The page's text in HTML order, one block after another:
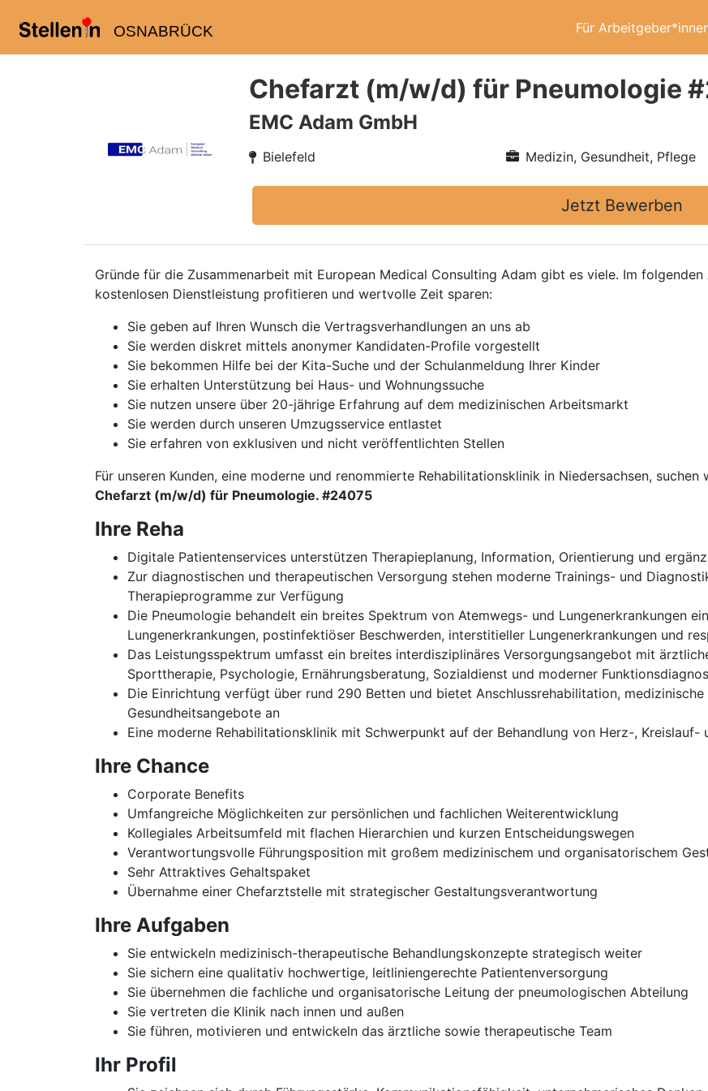
OSNABRÜCK Für
Chefarzt (m/w/d) für Pneumologie
EMC Adam GmbH
Bielefeld Medizin, Gesundheit, Pflege
Jetzt Bewerben
Gründe für die Zusammenarbeit mit European Medical Consulting Adam gibt es viele. Im
kostenlosen Dienstleistung profitieren und wertvolle Zeit sparen:
Sie geben auf Ihren Wunsch die Vertragsverhandlungen an uns ab
Sie werden diskret mittels anonymer Kandidaten-Profile vorgestellt
Sie bekommen Hilfe bei der Kita-Suche und der Schulanmeldung Ihrer Kinder
Sie erhalten Unterstützung bei Haus- und Wohnungssuche
Sie nutzen unsere über 20-jährige Erfahrung auf dem medizinischen Arbeitsmarkt
Sie werden durch unseren Umzugsservice entlastet
Sie erfahren von exklusiven und nicht veröffentlichten Stellen
Für unseren Kunden, eine moderne und renommierte Rehabilitationsklinik in Niedersachsen,
Chefarzt (m/w/d) für Pneumologie. #24075
Ihre Reha
Digitale Patientenservices unterstützen Therapieplanung, Information, Orientierung und
Zur diagnostischen und therapeutischen Versorgung stehen moderne Trainings- und
Therapieprogramme zur Verfügung
Die Pneumologie behandelt ein breites Spektrum von Atemwegs- und Lungenerkrankungen
Lungenerkrankungen, postinfektiöser Beschwerden, interstitieller Lungenerkrankungen und
Das Leistungsspektrum umfasst ein breites interdisziplinäres Versorgungsangebot mit
Sporttherapie, Psychologie, Ernährungsberatung, Sozialdienst und moderner
Die Einrichtung verfügt über rund 290 Betten und bietet Anschlussrehabilitation,
Gesundheitsangebote an
Eine moderne Rehabilitationsklinik mit Schwerpunkt auf der Behandlung von Herz-, Kreislauf-
Ihre Chance
Corporate Benefits
Umfangreiche Möglichkeiten zur persönlichen und fachlichen Weiterentwicklung
Kollegiales Arbeitsumfeld mit flachen Hierarchien und kurzen Entscheidungswegen
Verantwortungsvolle Führungsposition mit großem medizinischem und organisatorischem
Sehr Attraktives Gehaltspaket
Übernahme einer Chefarztstelle mit strategischer Gestaltungsverantwortung
Ihre Aufgaben
Sie entwickeln medizinisch-therapeutische Behandlungskonzepte strategisch weiter
Sie sichern eine qualitativ hochwertige, leitliniengerechte Patientenversorgung
Sie übernehmen die fachliche und organisatorische Leitung der pneumologischen Abteilung
Sie vertreten die Klinik nach innen und außen
Sie führen, motivieren und entwickeln das ärztliche sowie therapeutische Team
Ihr Profil